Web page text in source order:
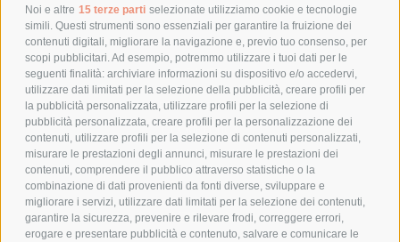
Noi e altre 15 terze parti selezionate utilizziamo cookie e tecnologie
simili. Questi strumenti sono essenziali per garantire la fruizione dei
contenuti digitali, migliorare la navigazione e, previo tuo consenso, per
scopi pubblicitari. Ad esempio, potremmo utilizzare i tuoi dati per le
seguenti finalità: archiviare informazioni su dispositivo e/o accedervi,
utilizzare dati limitati per la selezione della pubblicità, creare profili per
la pubblicità personalizzata, utilizzare profili per la selezione di
pubblicità personalizzata, creare profili per la personalizzazione dei
contenuti, utilizzare profili per la selezione di contenuti personalizzati,
misurare le prestazioni degli annunci, misurare le prestazioni dei
contenuti, comprendere il pubblico attraverso statistiche o la
combinazione di dati provenienti da fonti diverse, sviluppare e
migliorare i servizi, utilizzare dati limitati per la selezione dei contenuti,
garantire la sicurezza, prevenire e rilevare frodi, correggere errori,
erogare e presentare pubblicità e contenuto, salvare e comunicare le
POLITICA DI RESO
POLICY
PRIVACY POLICY
COOKIE POLICY
PAGAMENTI SICURI
AZIENDA